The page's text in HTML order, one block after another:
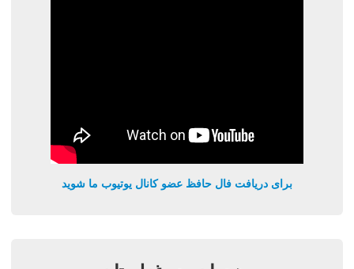
برای دریافت فال حافظ عضو کانال یوتیوب ما شوید